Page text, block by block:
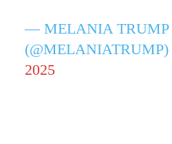
— MELANIA TRUMP
(@MELANIATRUMP)
2025